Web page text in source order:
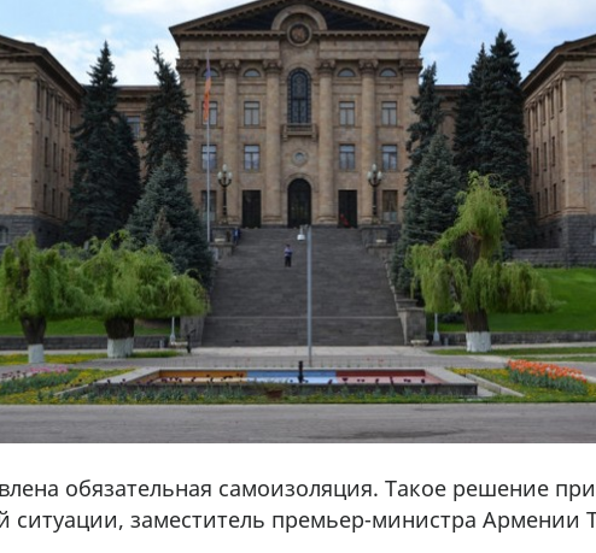
обязательная самоизоляция. Такое решение
ситуации, заместитель премьер-министра Армении